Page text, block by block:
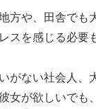
方や、田舎でも
スを感じる必要
がない社会人、
女が欲しいでも